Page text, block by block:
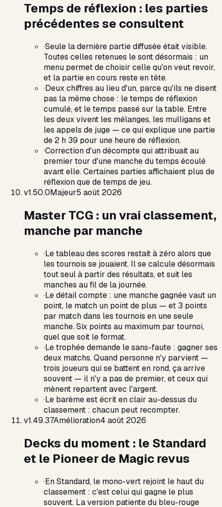
Temps de réflexion : les parties
précédentes se consultent
·Seule la dernière partie diffusée était visible.
Toutes celles retenues le sont désormais : un
menu permet de choisir celle qu'on veut revoir,
et la partie en cours reste en tête.
·Deux chiffres au lieu d'un, parce qu'ils ne disent
pas la même chose : le temps de réflexion
cumulé, et le temps passé sur la table. Entre
les deux vivent les mélanges, les mulligans et
les appels de juge — ce qui explique une partie
de 2 h 39 pour une heure de réflexion.
·Correction d'un décompte qui attribuait au
premier tour d'une manche du temps écoulé
avant elle. Certaines parties affichaient plus de
réflexion que de temps de jeu.
v1.50.0Majeur5 août 2026
Master TCG : un vrai classement,
manche par manche
·Le tableau des scores restait à zéro alors que
les tournois se jouaient. Il se calcule désormais
tout seul à partir des résultats, et suit les
manches au fil de la journée.
·Le détail compte : une manche gagnée vaut un
point, le match un point de plus — et 3 points
par match dans les tournois en une seule
manche. Six points au maximum par tournoi,
quel que soit le format.
·Le trophée demande le sans-faute : gagner ses
deux matchs. Quand personne n'y parvient —
trois joueurs qui se battent en rond, ça arrive
souvent — il n'y a pas de premier, et ceux qui
mènent repartent avec l'argent.
·Le barème est écrit en clair au-dessus du
classement : chacun peut recompter.
v1.49.37Amélioration4 août 2026
Decks du moment : le Standard
et le Pioneer de Magic revus
·En Standard, le mono-vert rejoint le haut du
classement : c'est celui qui gagne le plus
souvent. La version patiente du bleu-rouge